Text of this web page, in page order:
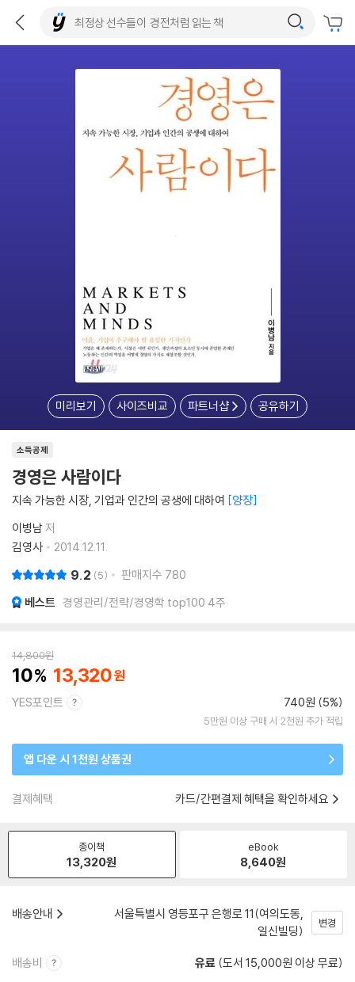
미리보기 사이즈비교 파트너샵 공유하기
소득공제
경영은 사람이다
지속 가능한 시장, 기업과 인간의 공생에 대하여 양장
이병남저
김영사
2014.12.11.
9.2 5 판매지수 780
베스트 경영관리/전략/경영학 top100 4주
14,800원
10 13,320
YES포인트 740원 (5%)
5만원 이상 구매 시 2천원 추가 적립
앱 다운 시 1천원 상품권
결제혜택 카드/간편결제 혜택을 확인하세요
종이책
13,320원
eBook
8,640원
배송안내
서울특별시 영등포구 은행로 11(여의도동,
일신빌딩)
변경
배송비 유료 (도서 15,000원 이상 무료)